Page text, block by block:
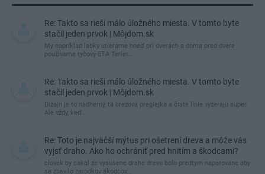
Re: Takto sa rieši málo úložného miesta. V tomto byte
stačil jeden prvok | Môjdom.sk
My napríklad labky utierame hneď pri dverách a doma pred dvere
používame tyčový ETA Terier…
Re: Takto sa rieši málo úložného miesta. V tomto byte
stačil jeden prvok | Môjdom.sk
Dizajn je to nádherný, tá brezová preglejka a čisté línie vyzerajú super.
Ale vždy, keď…
Re: Toto je najväčší mýtus pri ošetrení dreva a môže vás
vyjsť draho. Ako ho ochrániť pred hnitím a škodcami?
clovek by cakal ze vysusene drahe drevo bolo predtym naparovane aby
sa zbavilo zarodkov skodcov...